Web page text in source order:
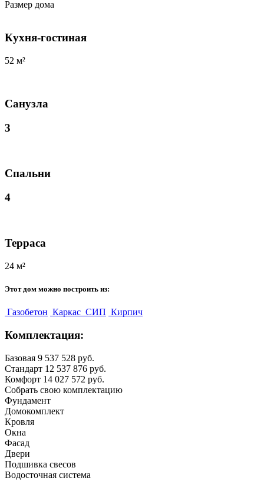
Размер дома
Кухня-гостиная
52 м²
Санузла
3
Спальни
4
Терраса
24 м²
Этот дом можно построить из:
Газобетон Каркас СИП Кирпич
Комплектация:
Базовая 9 537 528 руб.
Стандарт 12 537 876 руб.
Комфорт 14 027 572 руб.
Собрать свою комплектацию
Фундамент
Домокомплект
Кровля
Окна
Фасад
Двери
Подшивка свесов
Водосточная система